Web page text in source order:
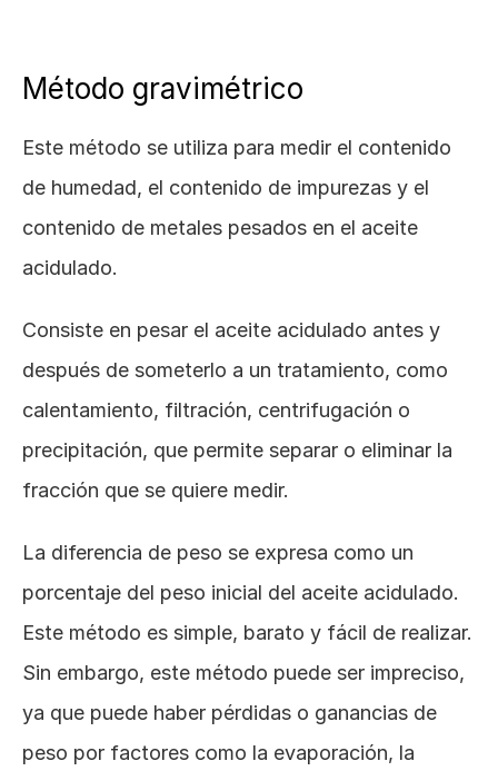
Método gravimétrico
Este método se utiliza para medir el contenido
de humedad, el contenido de impurezas y el
contenido de metales pesados en el aceite
acidulado.
Consiste en pesar el aceite acidulado antes y
después de someterlo a un tratamiento, como
calentamiento, filtración, centrifugación o
precipitación, que permite separar o eliminar la
fracción que se quiere medir.
La diferencia de peso se expresa como un
porcentaje del peso inicial del aceite acidulado.
Este método es simple, barato y fácil de realizar.
Sin embargo, este método puede ser impreciso,
ya que puede haber pérdidas o ganancias de
peso por factores como la evaporación, la